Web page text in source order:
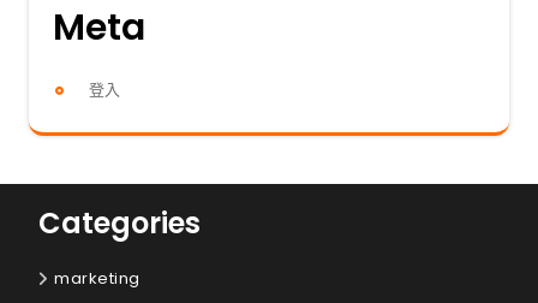
Meta
登入
Categories
marketing